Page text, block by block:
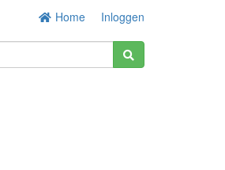
Home Inloggen